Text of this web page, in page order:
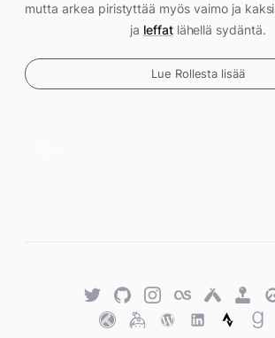
mutta arkea piristyttää myös vaimo ja
ja leffatlähellä sydäntä.
Lue Rollesta lisää
TwitterGitHubTwitterLast.fmUntappd
Retro
TraktKeybaseWordPress
WordPress
Strava